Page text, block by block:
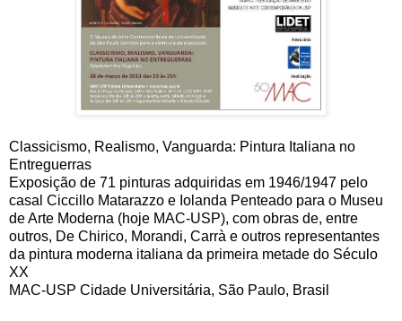
Classicismo, Realismo, Vanguarda: Pintura Italiana no
Entreguerras
Exposição de 71 pinturas adquiridas em 1946/1947 pelo
casal Ciccillo Matarazzo e Iolanda Penteado para o Museu
de Arte Moderna (hoje MAC-USP), com obras de, entre
outros, De Chirico, Morandi, Carrà e outros representantes
da pintura moderna italiana da primeira metade do Século
XX
MAC-USP Cidade Universitária, São Paulo, Brasil